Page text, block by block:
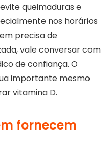
queimaduras e
nos horários
precisa de
vale conversar com
de confiança. O
importante mesmo
vitamina D.
fornecem